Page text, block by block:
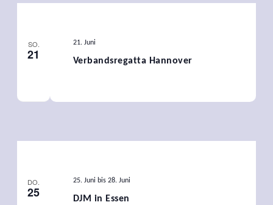
SO.
21 Verbandsregatta Hannover
21. Juni
DO.
25 DJM in Essen
25. Juni bis 28. Juni